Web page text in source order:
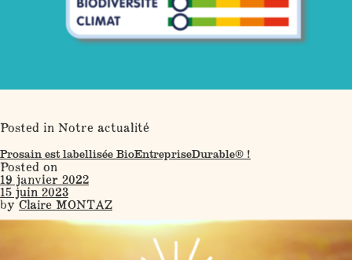
Posted in Notre actualité
Prosain est labellisée BioEntrepriseDurable® !
Posted on
19 janvier 2022
15 juin 2023
byClaire MONTAZ